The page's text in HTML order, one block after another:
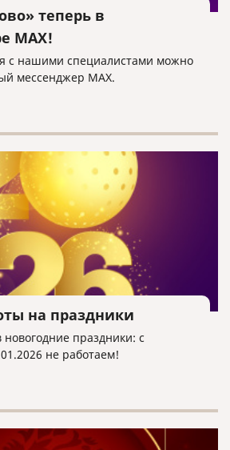
теперь в
MAX!
с нашими специалистами можно
мессенджер MAX.
на праздники
праздники: с
не работаем!